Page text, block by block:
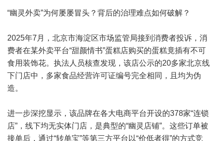
“幽灵外卖”为何屡屡冒头？背后的治理难点如何破解？
2025年7月，北京市海淀区市场监管局接到消费者投诉，消
费者在某外卖平台“甜颜情书”蛋糕店购买的蛋糕竟插有不可
食用装饰花。执法人员核查发现，该店公示的20多家北京线
下门店中，多家食品经营许可证编号完全相同，且均为伪
造。
进一步深挖显示，该品牌在各大电商平台开设的378家“连锁
店”，线下均无实体门店，是典型的“幽灵店铺”。这些订单被
接单后，通过“转单宝”等第三方平台以“价低者得”的方式竞